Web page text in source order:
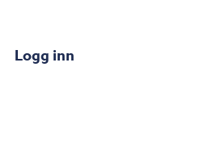
Logg inn